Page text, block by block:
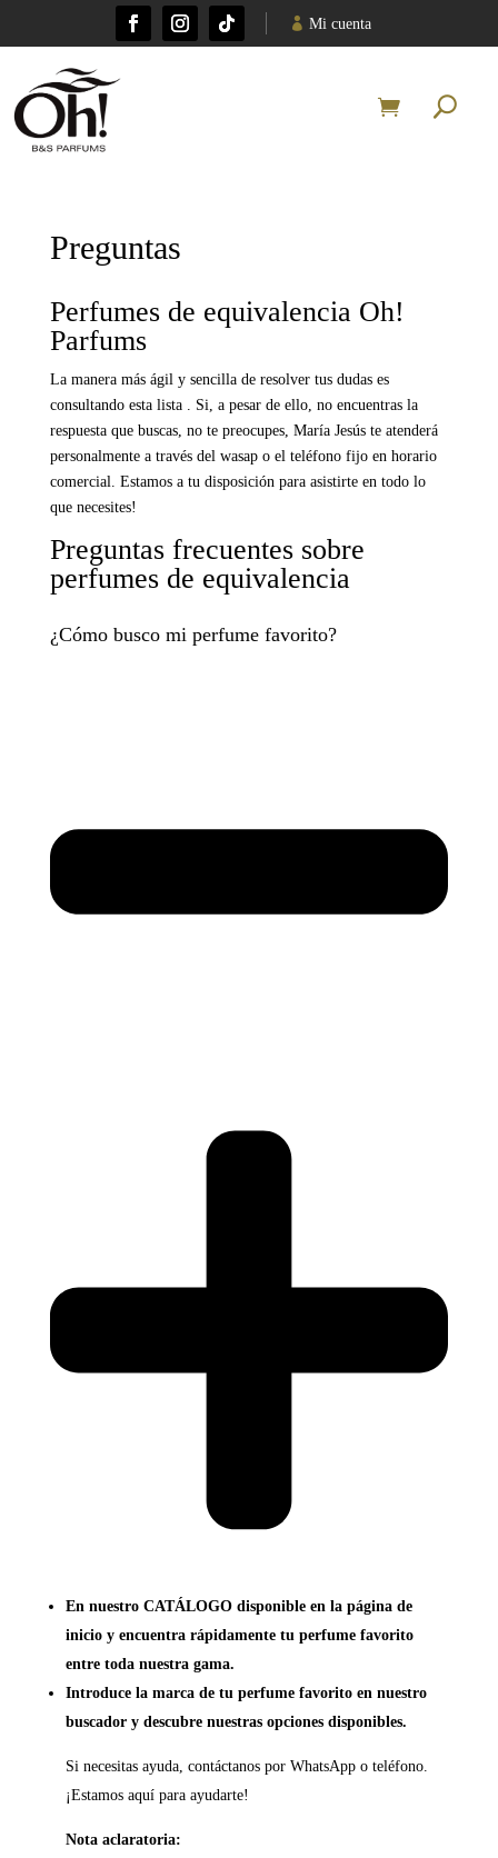
Mi cuenta
Preguntas
Perfumes de equivalencia Oh!
Parfums
La manera más ágil y sencilla de resolver tus dudas es
consultando esta lista . Si, a pesar de ello, no encuentras la
respuesta que buscas, no te preocupes, María Jesús te atenderá
personalmente a través del wasap o el teléfono fijo en horario
comercial. Estamos a tu disposición para asistirte en todo lo
que necesites!
Preguntas frecuentes sobre
perfumes de equivalencia
¿Cómo busco mi perfume favorito?
En nuestro CATÁLOGO disponible en la página de
inicio y encuentra rápidamente tu perfume favorito
entre toda nuestra gama.
Introduce la marca de tu perfume favorito en nuestro
buscador y descubre nuestras opciones disponibles.
Si necesitas ayuda, contáctanos por WhatsApp o teléfono.
¡Estamos aquí para ayudarte!
Nota aclaratoria: